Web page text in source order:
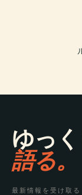
ゆっく
語る。
最新情報を受け取る